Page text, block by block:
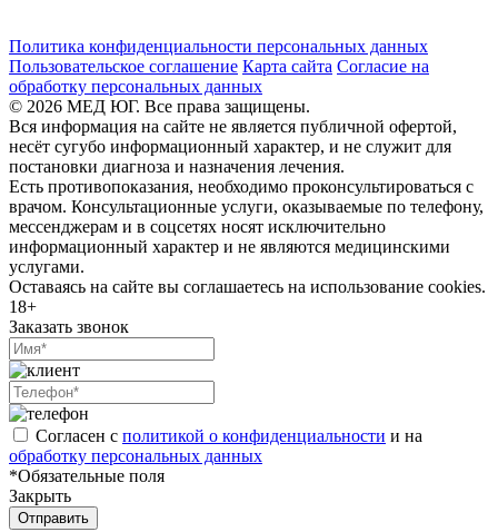
Политика конфиденциальности персональных данных
Пользовательское соглашение Карта сайта Согласие на
обработку персональных данных
© 2026 МЕД ЮГ. Все права защищены.
Вся информация на сайте не является публичной офертой,
несёт сугубо информационный характер, и не служит для
постановки диагноза и назначения лечения.
Есть противопоказания, необходимо проконсультироваться с
врачом. Консультационные услуги, оказываемые по телефону,
мессенджерам и в соцсетях носят исключительно
информационный характер и не являются медицинскими
услугами.
Оставаясь на сайте вы соглашаетесь на использование cookies.
18+
Заказать звонок
Согласен с политикой о конфиденциальности и на
обработку персональных данных
*Обязательные поля
Закрыть
Отправить